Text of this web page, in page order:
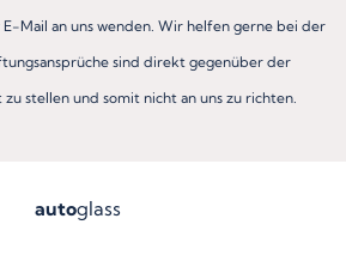
Mail an uns wenden. Wir helfen gerne bei der
sind direkt gegenüber der
stellen und somit nicht an uns zu richten.
autoglass